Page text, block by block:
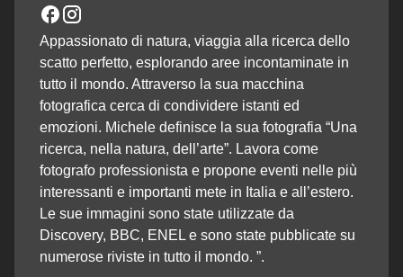
Appassionato di natura, viaggia alla ricerca dello
scatto perfetto, esplorando aree incontaminate in
tutto il mondo. Attraverso la sua macchina
fotografica cerca di condividere istanti ed
emozioni. Michele definisce la sua fotografia “Una
ricerca, nella natura, dell’arte”. Lavora come
fotografo professionista e propone eventi nelle più
interessanti e importanti mete in Italia e all’estero.
Le sue immagini sono state utilizzate da
Discovery, BBC, ENEL e sono state pubblicate su
numerose riviste in tutto il mondo. ”.